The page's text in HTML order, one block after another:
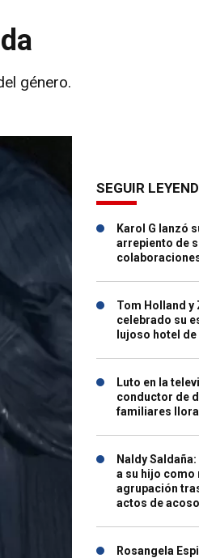
género.
SEGUIR
Karol G lanzó
arrepiento de
Tom Holland y
celebrado su
lujoso hotel
Luto en la
conductor de
familiares
Naldy
a su hijo como
agrupación
actos de acoso
Rosangela